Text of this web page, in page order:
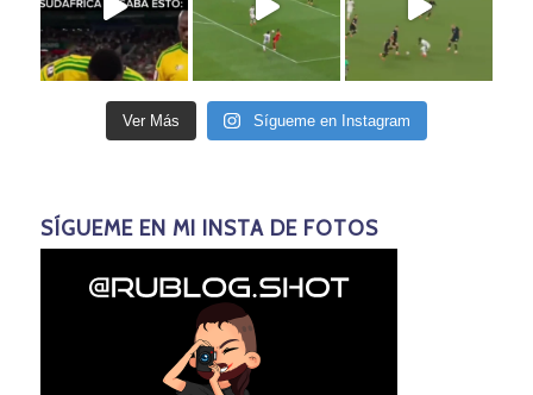
Ver Más Sígueme en Instagram
SÍGUEME EN MI INSTA DE FOTOS